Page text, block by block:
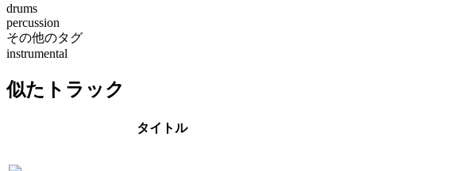
drums
percussion
その他のタグ
instrumental
似たトラック
タイトル